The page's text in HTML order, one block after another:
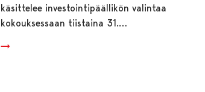
käsittelee investointipäällikön valintaa
kokouksessaan tiistaina 31.…